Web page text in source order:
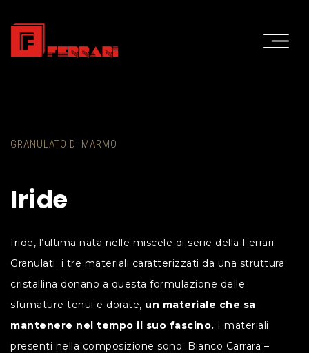
GRANULATO DI MARMO
Iride
Iride, l’ultima nata nelle miscele di serie della Ferrari
Granulati: i tre materiali caratterizzati da una struttura
cristallina donano a questa formulazione delle
sfumature tenui e dorate, un materiale che sa
mantenere nel tempo il suo fascino. I materiali
presenti nella composizione sono: Bianco Carrara –